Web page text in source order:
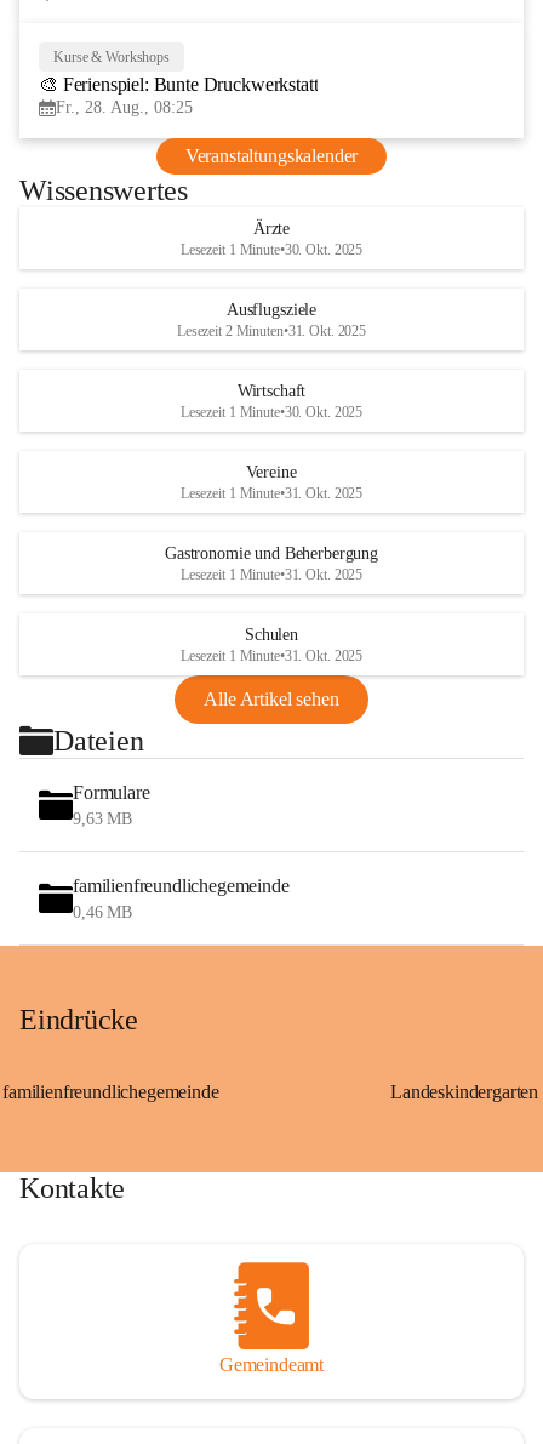
Kurse & Workshops
🎨 Ferienspiel: Bunte Druckwerkstatt
Fr., 28. Aug., 08:25
Veranstaltungskalender
Wissenswertes
Ärzte
Lesezeit 1 Minute•30. Okt. 2025
Ausflugsziele
Lesezeit 2 Minuten•31. Okt. 2025
Wirtschaft
Lesezeit 1 Minute•30. Okt. 2025
Vereine
Lesezeit 1 Minute•31. Okt. 2025
Gastronomie und Beherbergung
Lesezeit 1 Minute•31. Okt. 2025
Schulen
Lesezeit 1 Minute•31. Okt. 2025
Alle Artikel sehen
Dateien
Formulare
9,63 MB
familienfreundlichegemeinde
0,46 MB
Eindrücke
familienfreundlichegemeinde
Kontakte
Gemeindeamt